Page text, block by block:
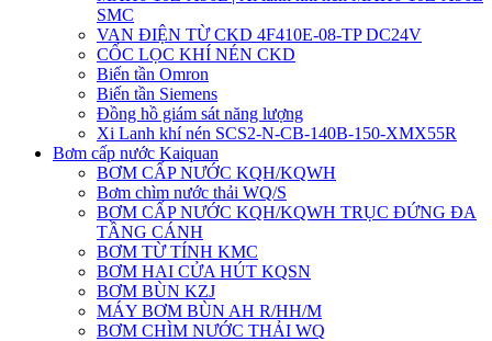
SMC
VAN ĐIỆN TỪ CKD 4F410E-08-TP DC24V
CỐC LỌC KHÍ NÉN CKD
Biến tần Omron
Biến tần Siemens
Đồng hồ giám sát năng lượng
Xi Lanh khí nén SCS2-N-CB-140B-150-XMX55R
Bơm cấp nước Kaiquan
BƠM CẤP NƯỚC KQH/KQWH
Bơm chìm nước thải WQ/S
BƠM CẤP NƯỚC KQH/KQWH TRỤC ĐỨNG ĐA
TẦNG CÁNH
BƠM TỪ TÍNH KMC
BƠM HAI CỬA HÚT KQSN
BƠM BÙN KZJ
MÁY BƠM BÙN AH R/HH/M
BƠM CHÌM NƯỚC THẢI WQ